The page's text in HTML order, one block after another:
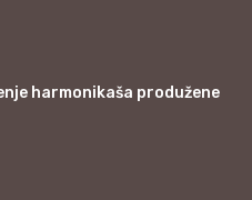
harmonikaša produžene